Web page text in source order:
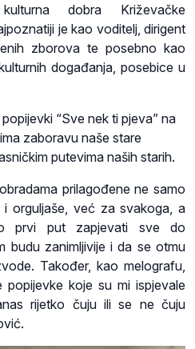
dobra Križevačke
je kao voditelj, dirigent
zborova te posebno kao
događanja, posebice u
“Sve nek ti pjeva” na
zaboravu naše stare
putevima naših starih.
prilagođene ne samo
orguljaše, već za svakoga, a
prvi put zapjevati sve do
budu zanimljivije i da se otmu
Također, kao melografu,
koje su mi ispjevale
rijetko čuju ili se ne čuju